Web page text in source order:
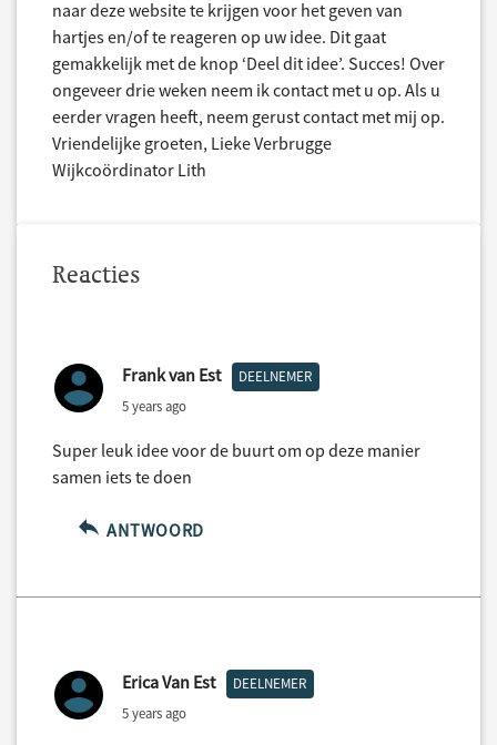
naar deze website te krijgen voor het geven van
hartjes en/of te reageren op uw idee. Dit gaat
gemakkelijk met de knop ‘Deel dit idee’. Succes! Over
ongeveer drie weken neem ik contact met u op. Als u
eerder vragen heeft, neem gerust contact met mij op.
Vriendelijke groeten, Lieke Verbrugge
Wijkcoördinator Lith
Reacties
Frank van Est DEELNEMER
5 years ago
Super leuk idee voor de buurt om op deze manier
samen iets te doen
ANTWOORD
Erica Van Est DEELNEMER
5 years ago